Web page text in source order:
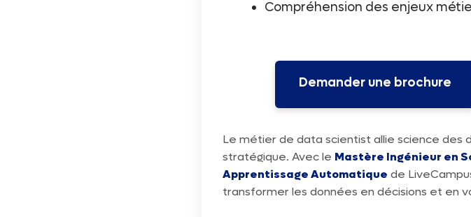
Compréhension des enjeux
Demander une brochure
Le métier de data scientist allie science des
stratégique. Avec le Mastère Ingénieur en
Apprentissage Automatique de
transformer les données en décisions et en